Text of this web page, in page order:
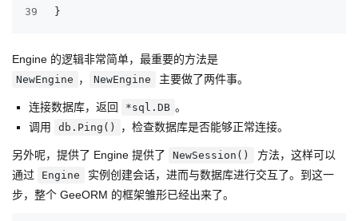
39
}
Engine 的逻辑非常简单，最重要的方法是
NewEngine ， NewEngine 主要做了两件事。
连接数据库，返回 *sql.DB 。
调用
db.Ping() ，检查数据库是否能够正常连接。
另外呢，提供了 Engine 提供了 NewSession()
方法，这样可以
通过
Engine
实例创建会话，进而与数据库进行交互了。到这一
步，整个 GeeORM 的框架雏形已经出来了。